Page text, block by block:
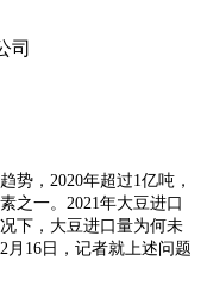
司
势，2020年超过1亿吨，
之一。2021年大豆进口
下，大豆进口量为何未
16日，记者就上述问题